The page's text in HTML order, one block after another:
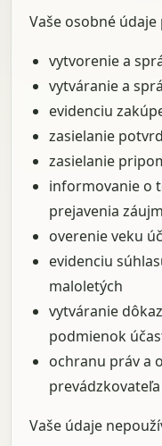
Vaše osobné
vytvorenie a
vytváranie a
evidenciu
zasielanie
zasielanie
informovanie o
prejavenia
overenie veku
evidenciu
maloletých
vytváranie
podmienok
ochranu práv a
Vaše údaje